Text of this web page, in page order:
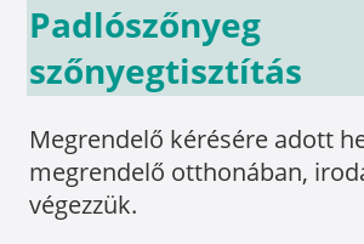
Padlószőnyeg
szőnyegtisztítás
Megrendelő kérésére adott
megrendelő otthonában,
végezzük.